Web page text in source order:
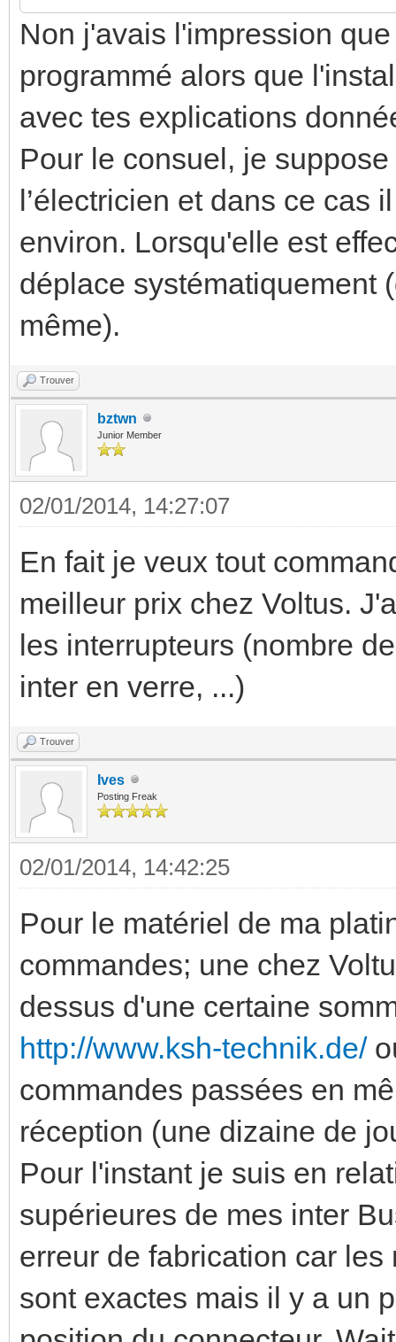
Non j'avais l'impression
programmé alors que
avec tes explications
Pour le consuel, je
l’électricien et dans ce cas
environ. Lorsqu'elle est
déplace systématiquement
même).
Trouver
bztwn
Junior Member
02/01/2014, 14:27:07
En fait je veux tout
meilleur prix chez Voltus.
les interrupteurs (nombre
inter en verre, ...)
Trouver
Ives
Posting Freak
02/01/2014, 14:42:25
Pour le matériel de ma
commandes; une chez
dessus d'une certaine
http://www.ksh-technik.de/
commandes passées en
réception (une dizaine de
Pour l'instant je suis en
supérieures de mes inter
erreur de fabrication car
sont exactes mais il y a un